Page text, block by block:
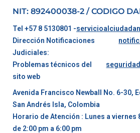
NIT: 892400038-2 / CODIGO
Tel +57 8 5130801 -
Dirección Notificaciones
Judiciales:
Problemas técnicos del
sito web
Avenida Francisco Newball No. 6-30,
San Andrés Isla, Colombia
Horario de Atención : Lunes a viernes
de 2:00 pm a 6:00 pm